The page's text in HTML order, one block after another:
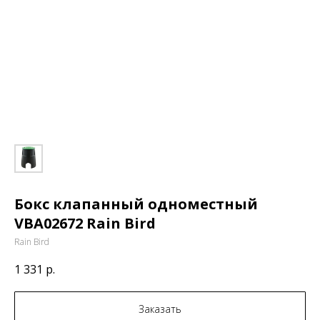
Бокс клапанный одноместный
VBA02672 Rain Bird
Rain Bird
1 331 р.
Заказать